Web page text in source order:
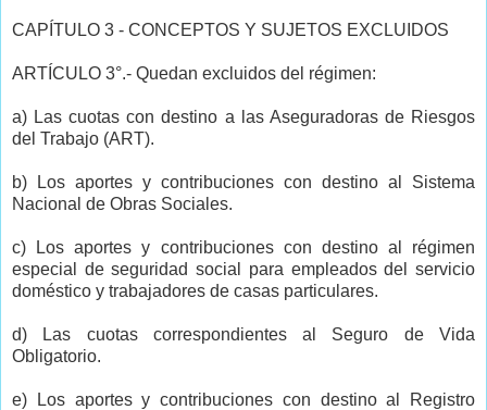
CAPÍTULO 3 - CONCEPTOS Y SUJETOS EXCLUIDOS
ARTÍCULO 3°.- Quedan excluidos del régimen:
a) Las cuotas con destino a las Aseguradoras de Riesgos
del Trabajo (ART).
b) Los aportes y contribuciones con destino al Sistema
Nacional de Obras Sociales.
c) Los aportes y contribuciones con destino al régimen
especial de seguridad social para empleados del servicio
doméstico y trabajadores de casas particulares.
d) Las cuotas correspondientes al Seguro de Vida
Obligatorio.
e) Los aportes y contribuciones con destino al Registro